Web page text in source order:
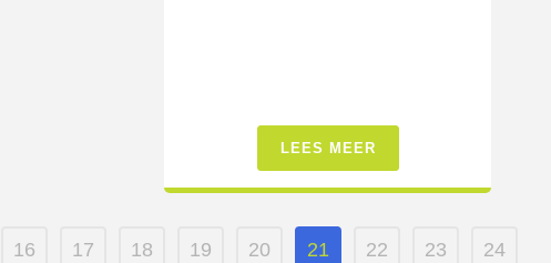
LEES MEER
16 17 18 19 20 21 22 23 24